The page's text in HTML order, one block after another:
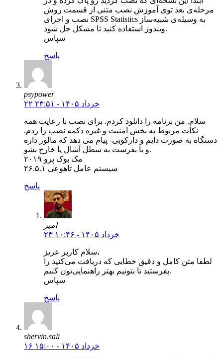
مرحله‌ی بعد توی آموزش نصب متنی از قسمت روش
نصب و اجرای SPSS Statistics به وسیله‌ی شبیه‌ساز
ویندوز استفاده کنید تا مشکل حل شود.
سپاس
پاسخ
psypower
۲۲ خرداد ۱۴۰۵ - ۲۳:۵۱
سلام. من برنامه را دانلود کردم. برای نصب با رعایت همه
نکات مربوط به بخش امنیت و غیره دکمه نصب را زدم.
دستگاه به صورت دایم و دارکوبی- پیام می دهد که مالور داره
و یا بفرست به سطل آشال یا خارج بشو.
مک بوک پرو ۲۰۱۹
سیستم عامل تاهوعی ۲۶.۵.۱
پاسخ
امیر
۲۳ خرداد ۱۴۰۵ - ۱۰:۴۶
سلام کاربر عزیز،
لطفا متن کامل و دقیق خطایی که دریافت می‌کنید را
بفرستید تا بتونیم بهتر راهنمایی‌تون کنیم.
سپاس
پاسخ
shervin.sali
۱۶ خرداد ۱۴۰۵ - ۱۵:۰۰